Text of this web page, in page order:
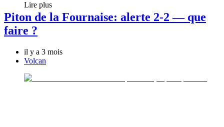
Lire plus
Piton de la Fournaise: alerte 2-2 — que
faire ?
il y a 3 mois
Volcan